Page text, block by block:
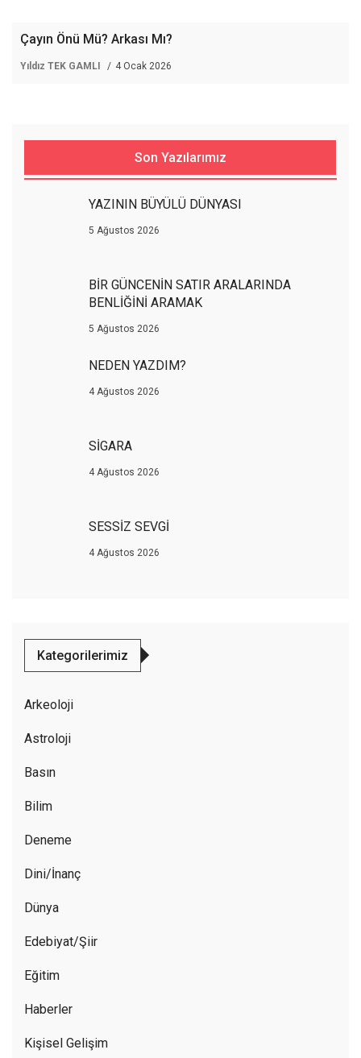
Çayın Önü Mü? Arkası Mı?
Yıldız TEK GAMLI 4 Ocak 2026
Son Yazılarımız
YAZININ BÜYÜLÜ DÜNYASI
5 Ağustos 2026
BİR GÜNCENİN SATIR ARALARINDA
BENLİĞİNİ ARAMAK
5 Ağustos 2026
NEDEN YAZDIM?
4 Ağustos 2026
SİGARA
4 Ağustos 2026
SESSİZ SEVGİ
4 Ağustos 2026
Kategorilerimiz
Arkeoloji
Astroloji
Basın
Bilim
Deneme
Dini/İnanç
Dünya
Edebiyat/Şiir
Eğitim
Haberler
Kişisel Gelişim